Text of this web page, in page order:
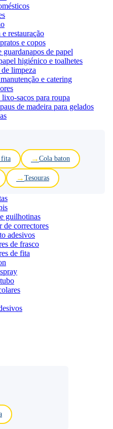
restauração
e copos
guardanapos de papel
higiénico e toalhetes
limpeza
e catering
lixo-sacos para roupa
de madeira para gelados
fita Cola baton
Tesouras
guilhotinas
de correctores
adesivos
de frasco
de fita